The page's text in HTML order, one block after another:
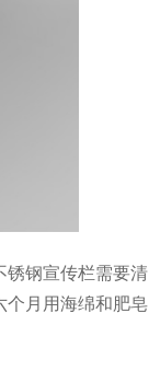
锈钢宣传栏需要清
个月用海绵和肥皂